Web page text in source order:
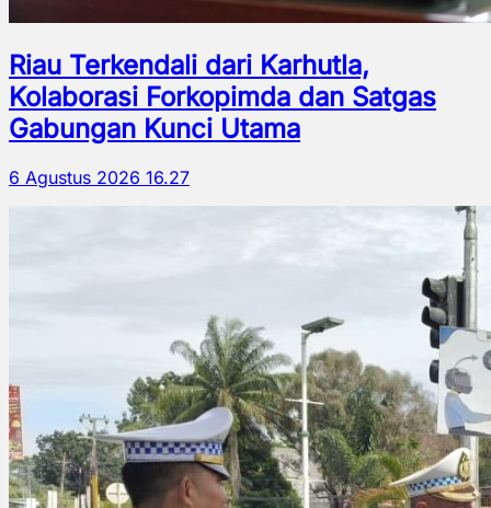
Riau Terkendali dari Karhutla,
Kolaborasi Forkopimda dan Satgas
Gabungan Kunci Utama
6 Agustus 2026 16.27